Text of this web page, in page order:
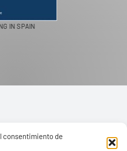
consentimiento de
EN CAMELLO